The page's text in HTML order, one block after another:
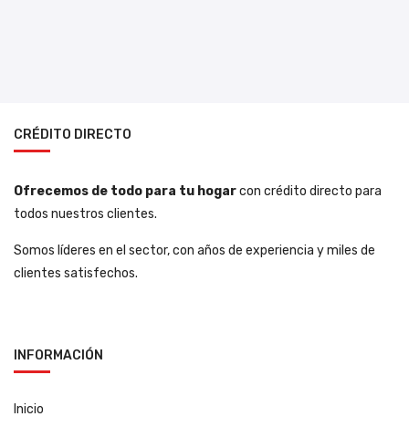
CRÉDITO DIRECTO
Ofrecemos de todo para tu hogarcon crédito directo para
todos nuestros clientes.
Somos líderes en el sector, con años de experiencia y miles de
clientes satisfechos.
INFORMACIÓN
Inicio